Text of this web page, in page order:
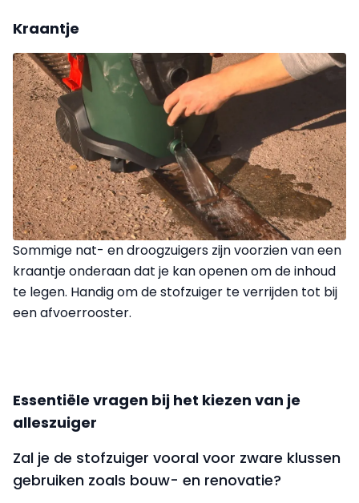
Kraantje
Sommige nat- en droogzuigers zijn voorzien van een
kraantje onderaan dat je kan openen om de inhoud
te legen. Handig om de stofzuiger te verrijden tot bij
een afvoerrooster.
Essentiële vragen bij het kiezen van je
alleszuiger
Zal je de stofzuiger vooral voor zware klussen
gebruiken zoals bouw- en renovatie?